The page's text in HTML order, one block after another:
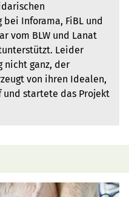
Inforama, FiBL und
vom BLW und Lanat
Leider
nicht ganz, der
von ihren Idealen,
startete das Projekt